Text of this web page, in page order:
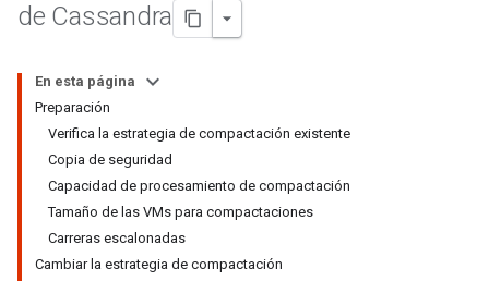
de Cassandra
En esta página
Preparación
Verifica la estrategia de compactación existente
Copia de seguridad
Capacidad de procesamiento de compactación
Tamaño de las VMs para compactaciones
Carreras escalonadas
Cambiar la estrategia de compactación